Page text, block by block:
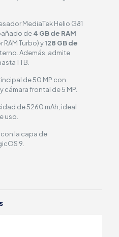
MediaTek Helio G81
de4 GB de RAM
RAM Turbo) y128 GB de
Además, admite
1 TB.
de 50 MP con
cámara frontal de 5 MP.
de 5260 mAh, ideal
uso.
con la capa de
9.